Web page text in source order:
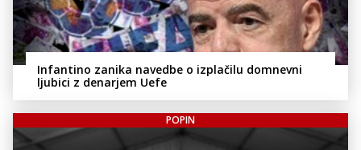
Infantino zanika navedbe o izplačilu domnevni
ljubici z denarjem Uefe
POPIN